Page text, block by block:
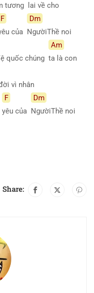
tương
lai về cho
F
của
Dm
NgườiThề noi
quốc chúng
Am
ta là con
vì nhân
F
yêu của
Dm
NgườiThề noi
Share: